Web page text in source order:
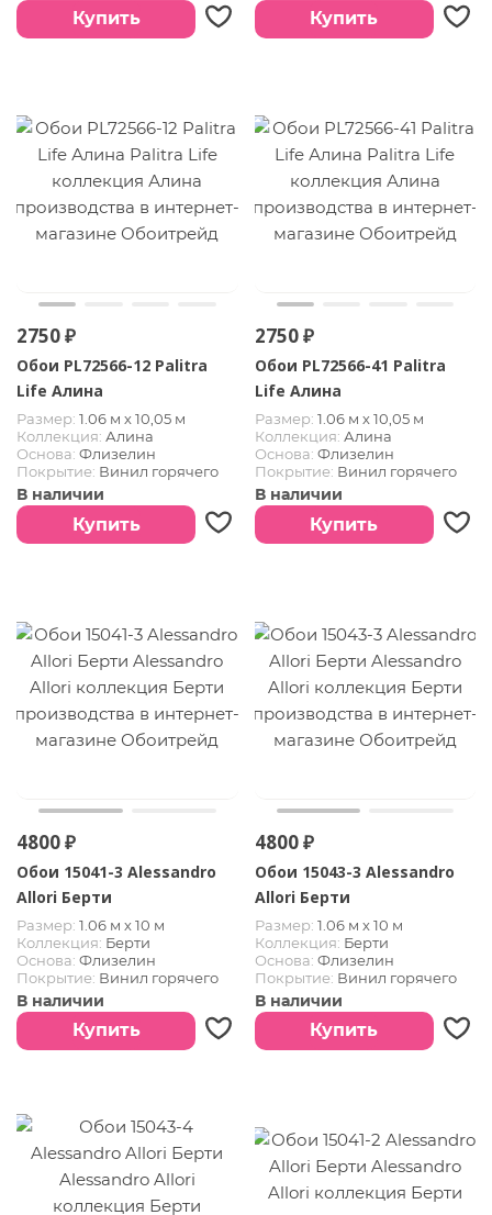
Купить Купить
2750 ₽
Обои PL72566-12 Palitra
Life Алина
Размер: 1.06 м х 10,05 м
Коллекция: Алина
Основа: Флизелин
Покрытие: Винил горячего
тиснения
В наличии
Купить
2750 ₽
Обои PL72566-41 Palitra
Life Алина
Размер: 1.06 м х 10,05 м
Коллекция: Алина
Основа: Флизелин
Покрытие: Винил горячего
тиснения
В наличии
Купить
4800 ₽
Обои 15041-3 Alessandro
Allori Берти
Размер: 1.06 м х 10 м
Коллекция: Берти
Основа: Флизелин
Покрытие: Винил горячего
тиснения
В наличии
Купить
4800 ₽
Обои 15043-3 Alessandro
Allori Берти
Размер: 1.06 м х 10 м
Коллекция: Берти
Основа: Флизелин
Покрытие: Винил горячего
тиснения
В наличии
Купить